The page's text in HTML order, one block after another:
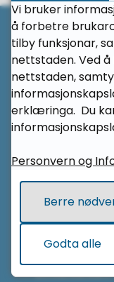
Her finn du
Gjermundnes
Kontakt oss
71 28 29 00
Vi bruker
å forbetre
tilby funksjonar,
nettstaden. Ved
nettstaden,
erklæringa. Du
Personvern og
Berre
Godta alle